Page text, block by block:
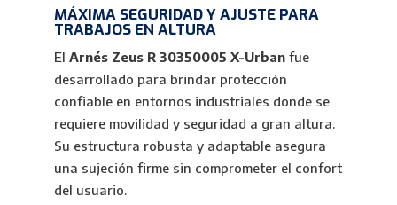
MÁXIMA SEGURIDAD Y AJUSTE PARA
TRABAJOS EN ALTURA
El Arnés Zeus R 30350005 X-Urbanfue
desarrollado para brindar protección
confiable en entornos industriales donde se
requiere movilidad y seguridad a gran altura.
Su estructura robusta y adaptable asegura
una sujeción firme sin comprometer el confort
del usuario.